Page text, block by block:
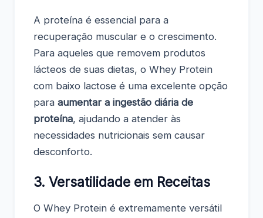
A proteína é essencial para a
recuperação muscular e o crescimento.
Para aqueles que removem produtos
lácteos de suas dietas, o Whey Protein
com baixo lactose é uma excelente opção
para aumentar a ingestão diária de
proteína, ajudando a atender às
necessidades nutricionais sem causar
desconforto.
3. Versatilidade em Receitas
O Whey Protein é extremamente versátil